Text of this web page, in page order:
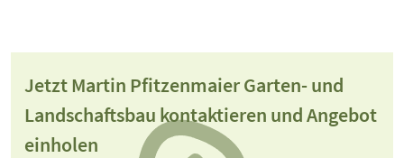
Jetzt Martin Pfitzenmaier Garten- und
Landschaftsbau kontaktieren und Angebot
einholen